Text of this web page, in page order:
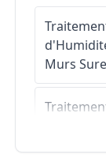
Murs